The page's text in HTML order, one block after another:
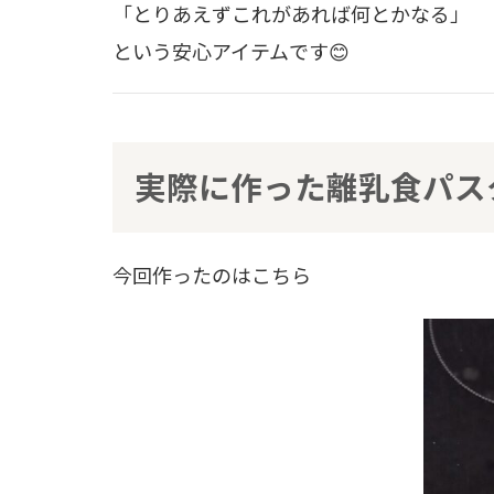
「とりあえずこれがあれば何とかなる」
という安心アイテムです😊
実際に作った離乳食パス
今回作ったのはこちら